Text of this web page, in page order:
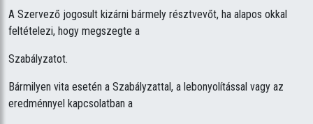
A Szervező jogosult kizárni bármely résztvevőt, ha alapos okkal
feltételezi, hogy megszegte a
Szabályzatot.
Bármilyen vita esetén a Szabályzattal, a lebonyolítással vagy az
eredménnyel kapcsolatban a